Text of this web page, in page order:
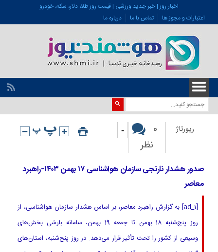
اخبار روز | خبر جدید ورزشی | قیمت روز طلا، دلار، سکه، خودرو
اعتبارات و مجوز ها
تماس با ما درباره ما
رپورتاژ
0
نظر
-
صدور هشدار نارنجی سازمان هواشناسی ۱۷ بهمن ۱۴۰۳-راهبرد
معاصر
[ad_1] به گزارش راهبرد معاصر، بر اساس هشدار سازمان هواشناسی، از
روز پنج‌شنبه 18 بهمن تا جمعه 19 بهمن، سامانه بارشی بخش‌های
وسیعی از کشور را تحت تأثیر قرار می‌دهد. در روز پنج‌شنبه، استان‌های